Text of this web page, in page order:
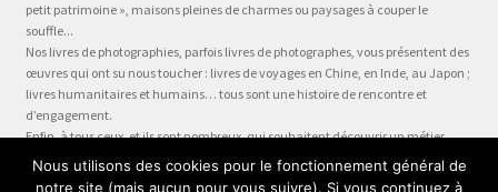
petit patrimoine », maisons pleines de charmes ou paysages à couper le
souffle...
Nos livres de photographies, parfois livres de photographes, vous présentent des
œuvres qui ont su nous toucher : livres de voyages en Chine, en Inde, au Japon ;
livres humanitaires et humains… tous sont une histoire de rencontre et
d’engagement.
Enfin, à tous ceux, et ils sont nombreux, qui souhaitent découvrir un métier,
préparer leur formation ou choisir leur orientation, à la question « quel métier ?
» nous dédions la collection Être, véritable panorama du monde du travail, plus
Nous utilisons des cookies pour le fonctionnement général de
notre site (mais aucun pour vous suivre). Si vous continuez à